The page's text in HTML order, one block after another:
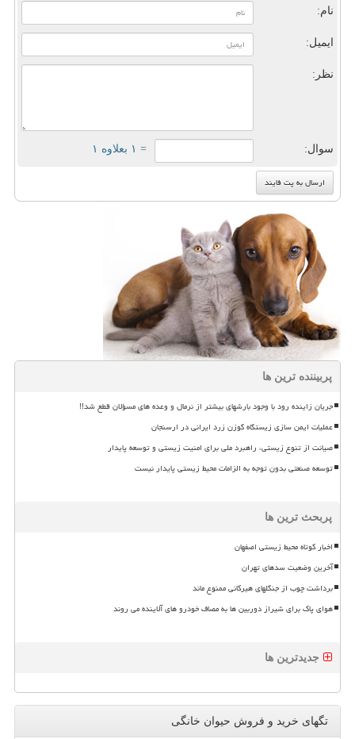
نام:
ایمیل:
نظر:
سوال: = ۱ بعلاوه ۱
پربیننده ترین ها
جریان زاینده رود با وجود بارشهای بیشتر از نرمال و وعده های مسؤلان قطع شد!!
عملیات ایمن سازی زیستگاه گوزن زرد ایرانی در ارسنجان
صیانت از تنوع زیستی، راهبرد ملی برای امنیت زیستی و توسعه پایدار
توسعه صنعتی بدون توجه به الزامات محیط زیستی پایدار نیست
پربحث ترین ها
اخبار کوتاه محیط زیستی اصفهان
آخرین وضعیت سدهای تهران
برداشت چوب از جنگلهای هیرکانی ممنوع ماند
هوای پاک برای شیراز دوربین ها به مصاف خودرو های آلاینده می روند
جدیدترین ها
تگهای خرید و فروش حیوان خانگی